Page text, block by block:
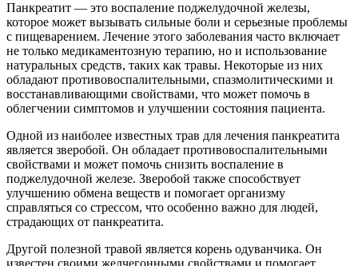
Панкреатит — это воспаление поджелудочной железы,
которое может вызывать сильные боли и серьезные проблемы
с пищеварением. Лечение этого заболевания часто включает
не только медикаментозную терапию, но и использование
натуральных средств, таких как травы. Некоторые из них
обладают противовоспалительными, спазмолитическими и
восстанавливающими свойствами, что может помочь в
облегчении симптомов и улучшении состояния пациента.
Одной из наиболее известных трав для лечения панкреатита
является зверобой. Он обладает противовоспалительными
свойствами и может помочь снизить воспаление в
поджелудочной железе. Зверобой также способствует
улучшению обмена веществ и помогает организму
справляться со стрессом, что особенно важно для людей,
страдающих от панкреатита.
Другой полезной травой является корень одуванчика. Он
известен своими желчегонными свойствами и помогает